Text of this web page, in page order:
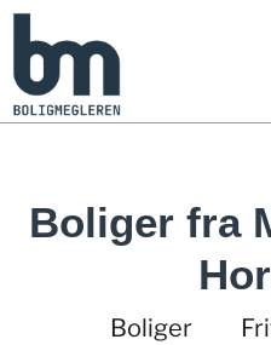
Boliger fra
Boliger